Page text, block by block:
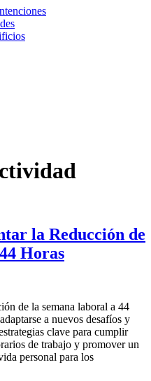
la Reducción de
Horas
de la semana laboral a 44
a nuevos desafíos y
clave para cumplir
de trabajo y promover un
personal para los